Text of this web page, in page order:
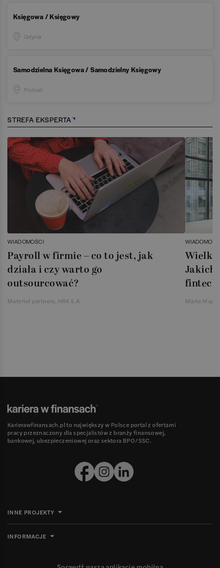
Księgowa / Księgowy
Gdynia
Samodzielna Księgowa / Samodzielny Księgowy
Poznań
STREFA EKSPERTA
WIADOMOŚCI
Payroll w firmie – co to jest, jak
działa i czy warto go
outsourcować?
Materiał partnera, HRK S.A.
Jakich
Marta
Karierawfinansach.pl to największy w Polsce portal z ofertami
pracy przeznaczony dla specjalistów z branży finansowej,
bankowej, ubezpieczeniowej oraz sektora BPO/SSC.
INNE PROJEKTY
INFORMACJE